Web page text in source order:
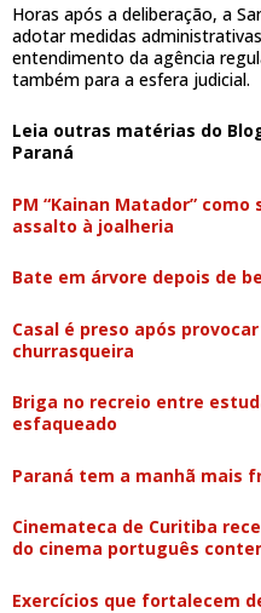
Horas após a deliberação, a
adotar medidas
entendimento da agência
também para a esfera judicial.
Leia outras matérias do
Paraná
PM “Kainan Matador”
assalto à joalheria
Bate em árvore depois de
Casal é preso após
churrasqueira
Briga no recreio entre
esfaqueado
Paraná tem a manhã mais
Cinemateca de Curitiba
do cinema português
Exercícios que fortalecem